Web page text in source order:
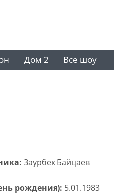
Дом 2 Все шоу
Заурбек Байцаев
рождения): 5.01.1983